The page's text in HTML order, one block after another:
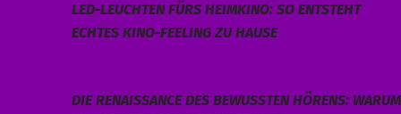
LED-LEUCHTEN FÜRS HEIMKINO: SO ENTSTEHT
ECHTES KINO-FEELING ZU HAUSE
DIE RENAISSANCE DES BEWUSSTEN HÖRENS: WARUM